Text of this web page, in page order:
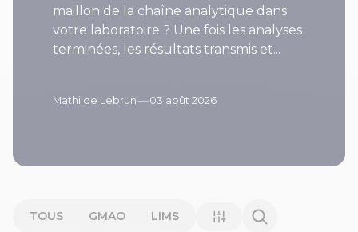
maillon de la chaîne analytique dans
votre laboratoire ? Une fois les analyses
terminées, les résultats transmis et...
Mathilde Lebrun—03 août 2026
TOUS GMAO LIMS